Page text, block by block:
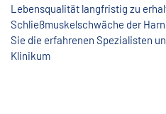
Lebensqualität langfristig zu
Schließmuskelschwäche der
Sie die erfahrenen Spezialisten
Klinikum